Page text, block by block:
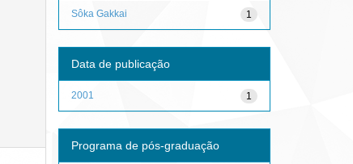
1
Sôka Gakkai
Data de publicação
1
2001
Programa de pós-graduação